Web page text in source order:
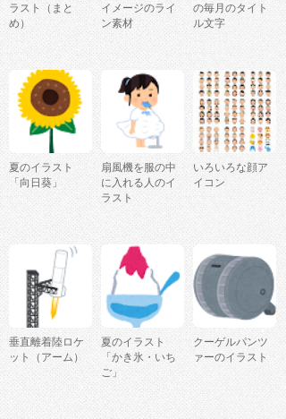
ラスト（まと
め）
イメージのライ
ン素材
の毎月のタイト
ル文字
夏のイラスト
「向日葵」
扇風機を服の中
に入れる人のイ
ラスト
いろいろな顔ア
イコン
垂直離着陸ロケ
ット（アーム）
夏のイラスト
「かき氷・いち
ご」
クーゲルパンツ
ァーのイラスト